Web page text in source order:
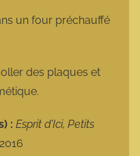
un four préchauffé
des plaques et
: Esprit d’Ici, Petits